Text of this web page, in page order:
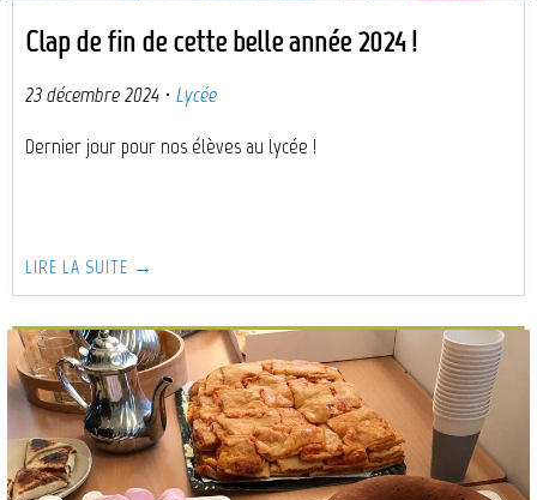
Clap de fin de cette belle année 2024 !
23 décembre 2024 · Lycée
Dernier jour pour nos élèves au lycée !
LIRE LA SUITE →